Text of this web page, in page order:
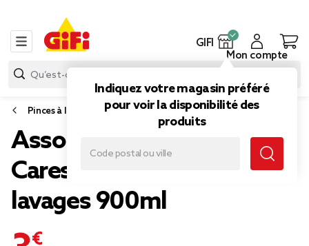
GIFI
Indiquez votre magasin préféré
pour voir la disponibilité des
produits
Mon compte
Pinces à linge, accessoires linge et lessive
Assouplissant Lenor
Caresse aérienne 36
lavages 900ml
3,79 €